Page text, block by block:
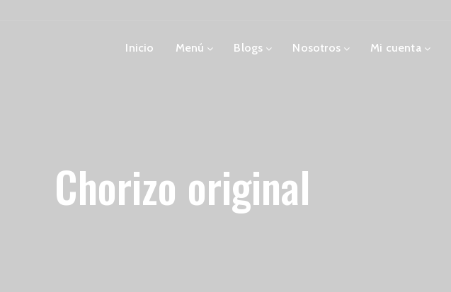
Inicio Menú Blogs Nosotros Mi cuenta
Chorizo original